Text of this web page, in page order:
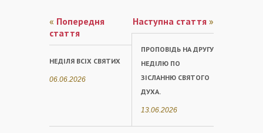
« Попередня
стаття
НЕДІЛЯ ВСІХ СВЯТИХ
06.06.2026
Наступна стаття »
ПРОПОВІДЬ НА ДРУГУ
НЕДІЛЮ ПО
ЗІСЛАННЮ СВЯТОГО
ДУХА.
13.06.2026